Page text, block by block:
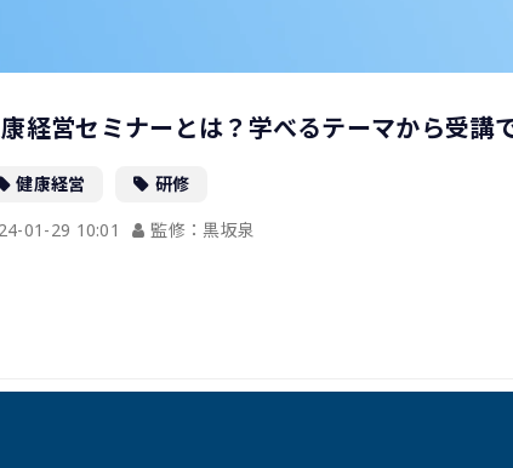
経営セミナーとは？学べるテーマから受講
健康経営
研修
01-29 10:01
監修：黒坂泉